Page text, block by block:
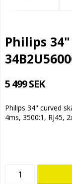
Philips
5 499 SEK
Philips 34" curved
4ms, 3500:1, RJ45,